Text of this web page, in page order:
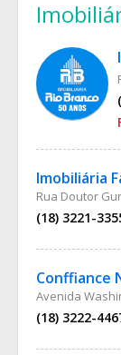
Imobiliária
Rua Doutor
(18) 3221-
Conffiance
Avenida
(18) 3222-